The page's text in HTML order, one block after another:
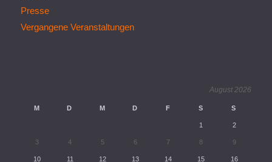
Presse
Vergangene Veranstaltungen
August 2026
M D M D F S S
1 2
3 4 5 6 7 8 9
10 11 12 13 14 15 16